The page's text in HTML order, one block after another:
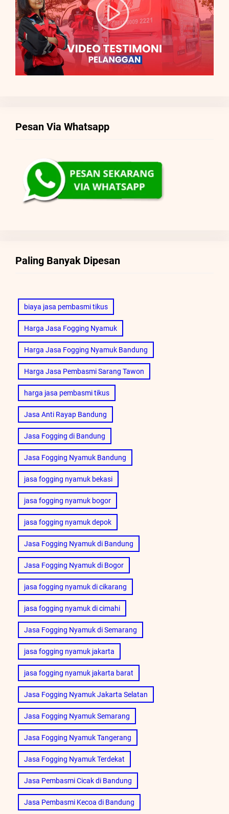
Pesan Via Whatsapp
Paling Banyak Dipesan
biaya jasa pembasmi tikus
Harga Jasa Fogging Nyamuk
Harga Jasa Fogging Nyamuk Bandung
Harga Jasa Pembasmi Sarang Tawon
harga jasa pembasmi tikus
Jasa Anti Rayap Bandung
Jasa Fogging di Bandung
Jasa Fogging Nyamuk Bandung
jasa fogging nyamuk bekasi
jasa fogging nyamuk bogor
jasa fogging nyamuk depok
Jasa Fogging Nyamuk di Bandung
Jasa Fogging Nyamuk di Bogor
jasa fogging nyamuk di cikarang
jasa fogging nyamuk di cimahi
Jasa Fogging Nyamuk di Semarang
jasa fogging nyamuk jakarta
jasa fogging nyamuk jakarta barat
Jasa Fogging Nyamuk Jakarta Selatan
Jasa Fogging Nyamuk Semarang
Jasa Fogging Nyamuk Tangerang
Jasa Fogging Nyamuk Terdekat
Jasa Pembasmi Cicak di Bandung
Jasa Pembasmi Kecoa di Bandung